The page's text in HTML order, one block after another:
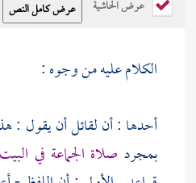
عرض الحاشية
الكلام عليه من وجوه :
أحدها : أن لقائل أن يقول :
بمجرد صلاة الجماعة في البيت